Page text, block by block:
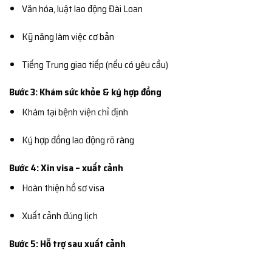
Văn hóa, luật lao động Đài Loan
Kỹ năng làm việc cơ bản
Tiếng Trung giao tiếp (nếu có yêu cầu)
Bước 3: Khám sức khỏe & ký hợp đồng
Khám tại bệnh viện chỉ định
Ký hợp đồng lao động rõ ràng
Bước 4: Xin visa – xuất cảnh
Hoàn thiện hồ sơ visa
Xuất cảnh đúng lịch
Bước 5: Hỗ trợ sau xuất cảnh